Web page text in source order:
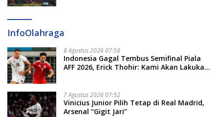
InfoOlahraga
8 Agustus 2026 07:58
Indonesia Gagal Tembus Semifinal Piala
AFF 2026, Erick Thohir: Kami Akan Lakukan
7 Agustus 2026 07:52
Vinicius Junior Pilih Tetap di Real Madrid,
Arsenal “Gigit Jari”